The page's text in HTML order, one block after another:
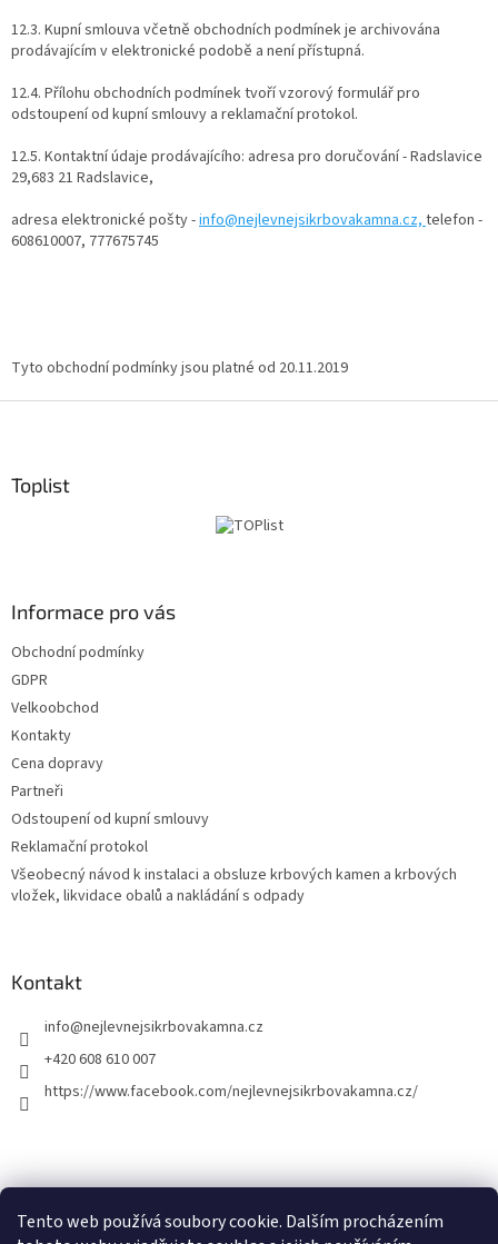
Tento web používá soubory cookie. Dalším procházením
12.3. Kupní smlouva včetně obchodních podmínek je archivována
prodávajícím v elektronické podobě a není přístupná.
12.4. Přílohu obchodních podmínek tvoří vzorový formulář pro
odstoupení od kupní smlouvy a reklamační protokol.
12.5. Kontaktní údaje prodávajícího: adresa pro doručování - Radslavice
29,683 21 Radslavice,
adresa elektronické pošty -info@nejlevnejsikrbovakamna.cz, telefon -
608610007, 777675745
Tyto obchodní podmínky jsou platné od 20.11.2019
Toplist
Informace pro vás
Obchodní podmínky
GDPR
Velkoobchod
Kontakty
Cena dopravy
Partneři
Odstoupení od kupní smlouvy
Reklamační protokol
Všeobecný návod k instalaci a obsluze krbových kamen a krbových
vložek, likvidace obalů a nakládání s odpady
Kontakt
info@nejlevnejsikrbovakamna.cz
+420 608 610 007
https://www.facebook.com/nejlevnejsikrbovakamna.cz/